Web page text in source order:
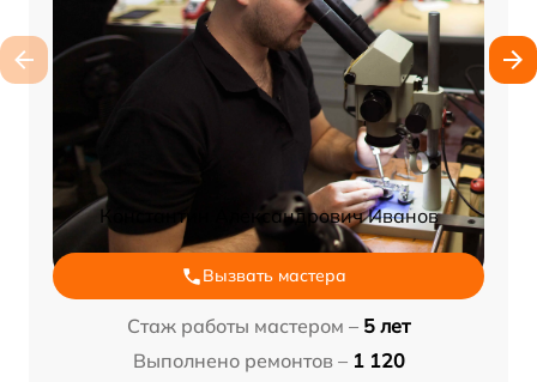
Константин Александрович Иванов
Вызвать мастера
Стаж работы мастером – 5 лет
Выполнено ремонтов – 1 120